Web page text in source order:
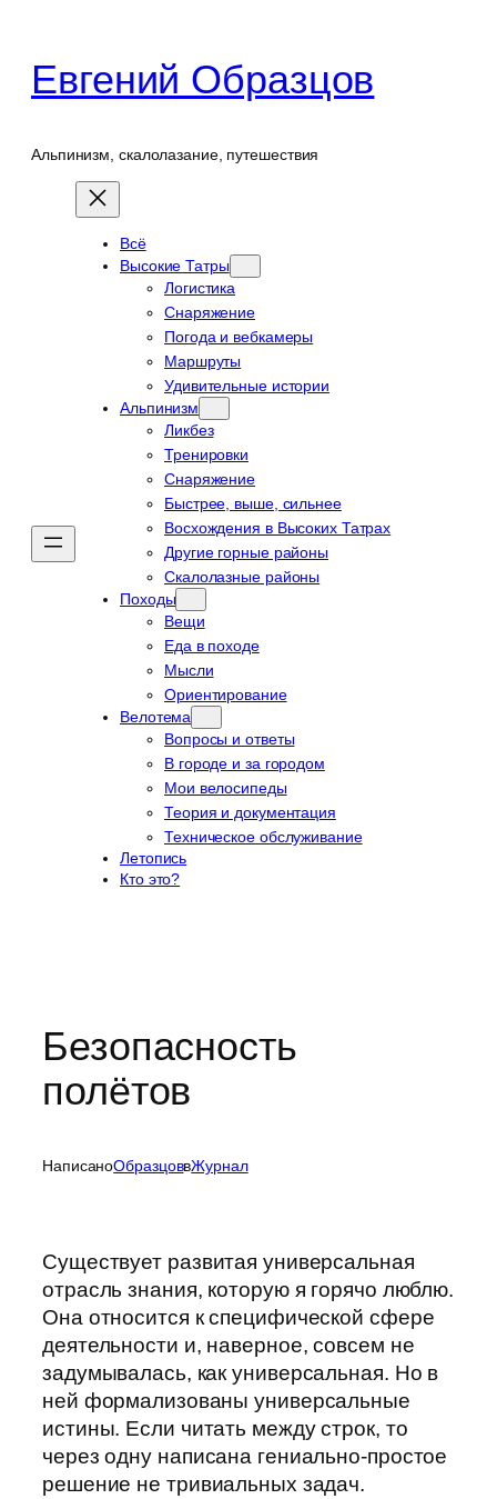
содержимому
Евгений Образцов
Альпинизм, скалолазание, путешествия
Всё
Высокие Татры
Логистика
Снаряжение
Погода и вебкамеры
Маршруты
Удивительные истории
Альпинизм
Ликбез
Тренировки
Снаряжение
Быстрее, выше, сильнее
Восхождения в Высоких Татрах
Другие горные районы
Скалолазные районы
Походы
Вещи
Еда в походе
Мысли
Ориентирование
Велотема
Вопросы и ответы
В городе и за городом
Мои велосипеды
Теория и документация
Техническое обслуживание
Летопись
Кто это?
Безопасность
полётов
НаписаноОбразцоввЖурнал
Существует развитая универсальная
отрасль знания, которую я горячо люблю.
Она относится к специфической сфере
деятельности и, наверное, совсем не
задумывалась, как универсальная. Но в
ней формализованы универсальные
истины. Если читать между строк, то
через одну написана гениально-простое
решение не тривиальных задач.